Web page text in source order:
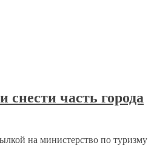
часть города
на министерство по туризму